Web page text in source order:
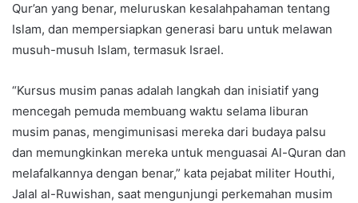
Qur’an yang benar, meluruskan kesalahpahaman tentang
Islam, dan mempersiapkan generasi baru untuk melawan
musuh-musuh Islam, termasuk Israel.
“Kursus musim panas adalah langkah dan inisiatif yang
mencegah pemuda membuang waktu selama liburan
musim panas, mengimunisasi mereka dari budaya palsu
dan memungkinkan mereka untuk menguasai Al-Quran dan
melafalkannya dengan benar,” kata pejabat militer Houthi,
Jalal al-Ruwishan, saat mengunjungi perkemahan musim